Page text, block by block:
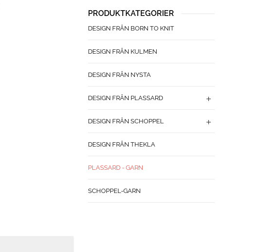
PRODUKTKATEGORIER
DESIGN FRÅN BORN TO KNIT
DESIGN FRÅN KULMEN
DESIGN FRÅN NYSTA
DESIGN FRÅN PLASSARD
DESIGN FRÅN SCHOPPEL
DESIGN FRÅN THEKLA
PLASSARD - GARN
SCHOPPEL-GARN